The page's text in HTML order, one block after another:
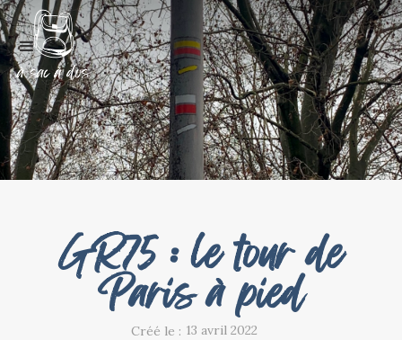
GR75 : le tour de
Paris à pied
Créé le : 13 avril 2022